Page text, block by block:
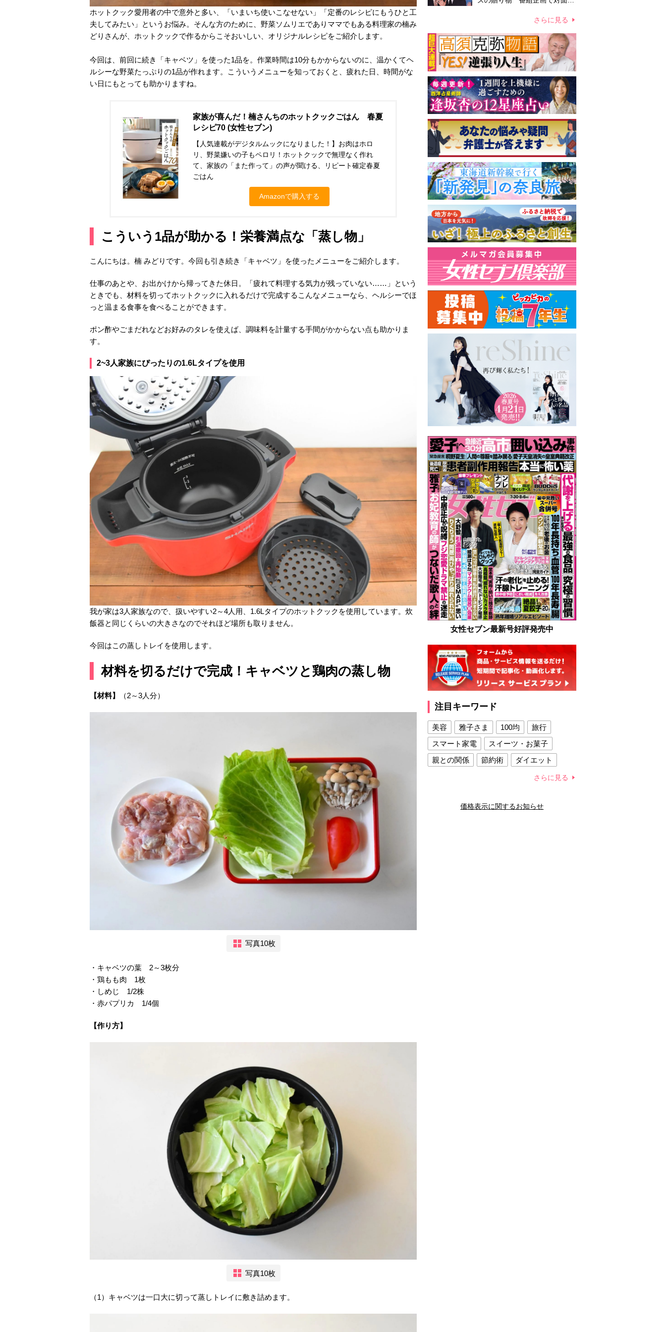
ホットクック愛用者の中で意外と多い、「いまいち使いこなせない」「定番のレシピにもうひと工
夫してみたい」というお悩み。そんな方のために、野菜ソムリエでありママでもある料理家の楠み
どりさんが、ホットクックで作るからこそおいしい、オリジナルレシピをご紹介します。
今回は、前回に続き「キャベツ」を使った1品を。作業時間は10分もかからないのに、温かくてヘ
ルシーな野菜たっぷりの1品が作れます。こういうメニューを知っておくと、疲れた日、時間がな
い日にもとっても助かりますね。
家族が喜んだ！楠さんちのホットクックごはん 春夏
レシピ70 (女性セブン)
【人気連載がデジタルムックになりました！】お肉はホロ
リ、野菜嫌いの子もペロリ！ホットクックで無理なく作れ
て、家族の「また作って」の声が聞ける、リピート確定春夏
ごはん
Amazonで購入する
こういう1品が助かる！栄養満点な「蒸し物」
こんにちは。楠 みどりです。今回も引き続き「キャベツ」を使ったメニューをご紹介します。
仕事のあとや、お出かけから帰ってきた休日。「疲れて料理する気力が残っていない……」という
ときでも、材料を切ってホットクックに入れるだけで完成するこんなメニューなら、ヘルシーでほ
っと温まる食事を食べることができます。
ポン酢やごまだれなどお好みのタレを使えば、調味料を計量する手間がかからない点も助かりま
す。
2~3人家族にぴったりの1.6Lタイプを使用
我が家は3人家族なので、扱いやすい2～4人用、1.6Lタイプのホットクックを使用しています。炊
飯器と同じくらいの大きさなのでそれほど場所も取りません。
今回はこの蒸しトレイを使用します。
材料を切るだけで完成！キャベツと鶏肉の蒸し物
【材料】 （2～3人分）
写真10枚
・キャベツの葉 2～3枚分
・鶏もも肉 1枚
・しめじ 1/2株
・赤パプリカ 1/4個
【作り方】
写真10枚
（1）キャベツは一口大に切って蒸しトレイに敷き詰めます。
心遣いに「うれしくて号泣しま
さらに見る
女性セブン最新号好評発売中
注目キーワード
美容 雅子さま 100均
旅行
スマート家電
スイーツ・お菓子
親との関係
節約術
ダイエット
夫との関係
新津春子 どか食い
さらに見る
価格表示に関するお知らせ